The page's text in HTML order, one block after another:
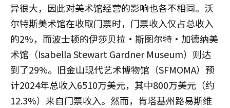
异很大，因此对美术馆经营的影响也各不相同。沃
尔特斯美术馆在收取门票时，门票收入仅占总收入
的2%，而波士顿的伊莎贝拉·斯图尔特·加德纳美
术馆（Isabella Stewart Gardner Museum）则达
到了29%。旧金山现代艺术博物馆（SFMOMA）预
计2024年总收入6510万美元，其中800万美元（约
12.3%）来自门票收入。然而，肯塔基州路易斯维